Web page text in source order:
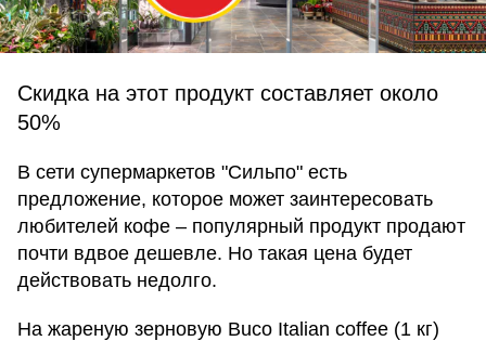
Скидка на этот продукт составляет около
50%
В сети супермаркетов "Сильпо" есть
предложение, которое может заинтересовать
любителей кофе – популярный продукт продают
почти вдвое дешевле. Но такая цена будет
действовать недолго.
На жареную зерновую Buco Italian coffee (1 кг)